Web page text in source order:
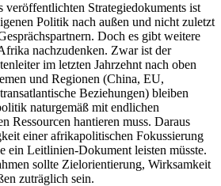
Strategiedokuments ist
Politik nach außen und nicht zuletzt
Doch es gibt weitere
nachzudenken. Zwar ist der
im letzten Jahrzehnt nach oben
und Regionen (China, EU,
Beziehungen) bleiben
naturgemäß mit endlichen
Ressourcen hantieren muss. Daraus
einer afrikapolitischen Fokussierung
ein Leitlinien-Dokument leisten müsste.
sollte Zielorientierung, Wirksamkeit
zuträglich sein.